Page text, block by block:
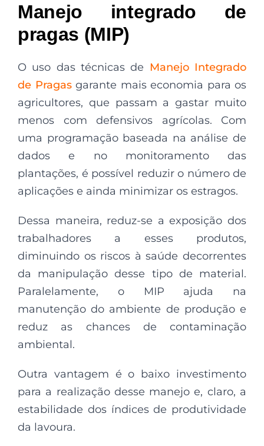
Manejo integrado de
pragas (MIP)
O uso das técnicas de Manejo Integrado
de Pragasgarante mais economia para os
agricultores, que passam a gastar muito
menos com defensivos agrícolas. Com
uma programação baseada na análise de
dados e no monitoramento das
plantações, é possível reduzir o número de
aplicações e ainda minimizar os estragos.
Dessa maneira, reduz-se a exposição dos
trabalhadores a esses produtos,
diminuindo os riscos à saúde decorrentes
da manipulação desse tipo de material.
Paralelamente, o MIP ajuda na
manutenção do ambiente de produção e
reduz as chances de contaminação
ambiental.
Outra vantagem é o baixo investimento
para a realização desse manejo e, claro, a
estabilidade dos índices de produtividade
da lavoura.